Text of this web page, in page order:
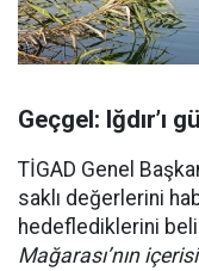
Geçgel: Iğdır’ı
TİGAD Genel
saklı değerlerini
hedeflediklerini
Mağarası’nın